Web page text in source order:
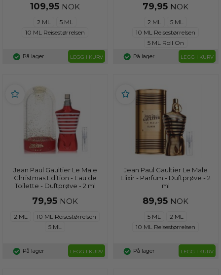
109,95 NOK
2 ML
5 ML
10 ML Reisestørrelsen
På lager LEGG I KURV
79,95 NOK
2 ML
5 ML
10 ML Reisestørrelsen
5 ML Roll On
På lager LEGG I KURV
Jean Paul Gaultier Le Male
Christmas Edition - Eau de
Toilette - Duftprøve - 2 ml
79,95 NOK
2 ML
10 ML Reisestørrelsen
5 ML
På lager LEGG I KURV
Jean Paul Gaultier Le Male
Elixir - Parfum - Duftprøve - 2
ml
89,95 NOK
5 ML
2 ML
10 ML Reisestørrelsen
På lager LEGG I KURV